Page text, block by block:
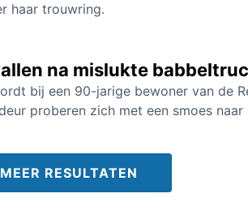
haar trouwring.
na mislukte babbeltruc
bij een 90-jarige bewoner van de
proberen zich met een smoes
MEER RESULTATEN